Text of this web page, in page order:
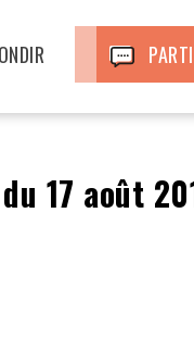
17 août